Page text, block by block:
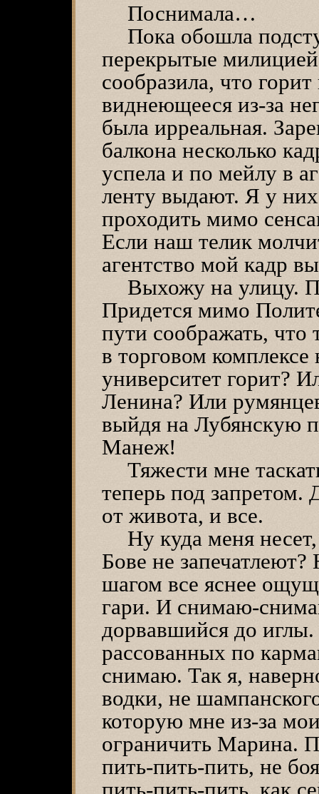
Поснимала…
Пока обошла
перекрытые
сообразила, что
виднеющееся из-за
была ирреальная.
балкона несколько
успела и по мейлу в
ленту выдают. Я у
проходить мимо
Если наш телик
агентство мой кадр
Выхожу на улицу.
Придется мимо
пути соображать, что
в торговом
университет горит?
Ленина? Или
выйдя на Лубянскую
Манеж!
Тяжести мне
теперь под
от живота, и все.
Ну куда меня
Бове не
шагом все яснее
гари. И снимаю-
дорвавшийся до
рассованных по
снимаю. Так я,
водки, не
которую мне из-за
ограничить Марина.
пить-пить-пить, не